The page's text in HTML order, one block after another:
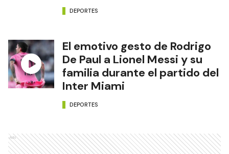
DEPORTES
El emotivo gesto de Rodrigo
De Paul a Lionel Messi y su
familia durante el partido del
Inter Miami
DEPORTES
Ads